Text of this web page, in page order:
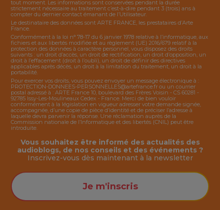
tout moment. Les informations sont conservées pendant la durée
strictement nécessaire au traitement c’est-à-dire pendant 3 (trois) ans à
compter du dernier contact émanant de l’Utilisateur.
Le destinataire des données sont ARTE FRANCE, les prestataires d’Arte
France.
Conformément à la loi n° 78-17 du 6 janvier 1978 relative à l’informatique, aux
fichiers et aux libertés modifiée et au règlement (UE) 2016/679 relatif à la
protection des données à caractère personnel, vous disposez des droits
suivants : un droit d’accès, un droit de rectification, un droit d’opposition, un
droit à l’effacement (droit à l’oubli), un droit de définir des directives
applicables après décès, un droit à la limitation du traitement, un droit à la
portabilité.
Pour exercer vos droits, vous pouvez envoyer un message électronique à :
PROTECTION-DONNEES-PERSONNELLES@artefrance.fr ou un courrier
postal adressé à : ARTE France 10, boulevard des Frères Voisin - CS 60281 -
92785 Issy-Les-Moulineaux Cedex - France. Merci de bien vouloir
conformément à la législation en vigueur adresser votre demande signée,
accompagnée, d’une copie de pièce d’identité et de préciser l’adresse à
laquelle devra parvenir la réponse. Une réclamation auprès de la
Commission nationale de l’Informatique et des libertés (CNIL) peut être
introduite.
Vous souhaitez être informé des actualités des
audioblogs, de nos conseils et des événements ?
Inscrivez-vous dès maintenant à la newsletter
Je m'inscris